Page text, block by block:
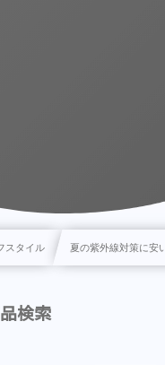
スタイル 夏の紫外線対策に安
検索